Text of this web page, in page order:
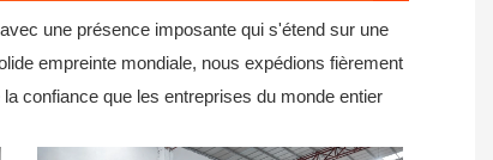
une présence imposante qui s'étend sur une
empreinte mondiale, nous expédions fièrement
confiance que les entreprises du monde entier